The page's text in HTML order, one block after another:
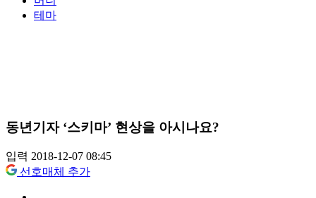
테마
동년기자 ‘스키마’ 현상을 아시나요?
입력 2018-12-07 08:45
선호매체 추가